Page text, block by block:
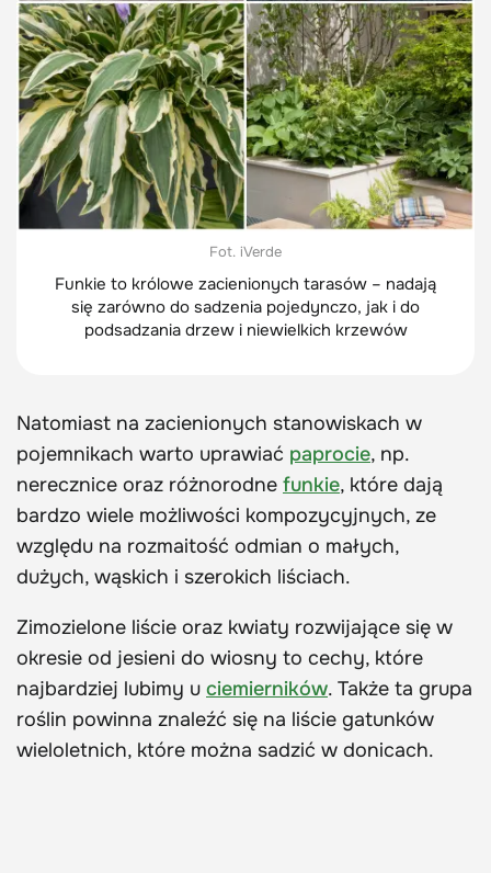
Fot. iVerde
Funkie to królowe zacienionych tarasów – nadają
się zarówno do sadzenia pojedynczo, jak i do
podsadzania drzew i niewielkich krzewów
Natomiast na zacienionych stanowiskach w
pojemnikach warto uprawiać paprocie, np.
nerecznice oraz różnorodne funkie, które dają
bardzo wiele możliwości kompozycyjnych, ze
względu na rozmaitość odmian o małych,
dużych, wąskich i szerokich liściach.
Zimozielone liście oraz kwiaty rozwijające się w
okresie od jesieni do wiosny to cechy, które
najbardziej lubimy u ciemierników. Także ta grupa
roślin powinna znaleźć się na liście gatunków
wieloletnich, które można sadzić w donicach.